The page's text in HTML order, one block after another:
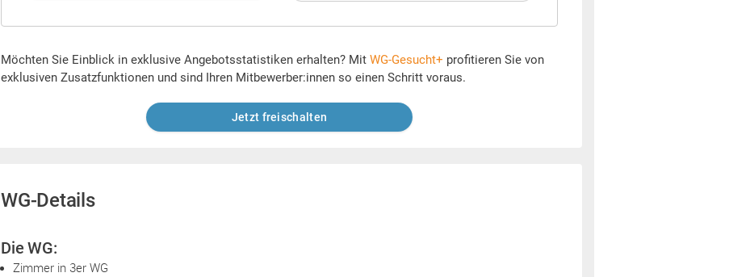
Möchten Sie Einblick in exklusive Angebotsstatistiken erhalten? Mit WG-Gesucht+ profitieren Sie von
exklusiven Zusatzfunktionen und sind Ihren Mitbewerber:innen so einen Schritt voraus.
Jetzt freischalten
WG-Details
Die WG:
Zimmer in 3er WG